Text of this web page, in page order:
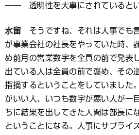
―― 透明性を大事にされているとい
水留 そうですね、それは人事でも
が事業会社の社長をやっていた時、
め前月の営業数字を全員の前で発表
出ている人は全員の前で褒め、その
指摘するということをしていました
がいい人、いつも数字が悪い人が一
ちに結果を出してきた人間は部長に
ということになる。人事にサプライ